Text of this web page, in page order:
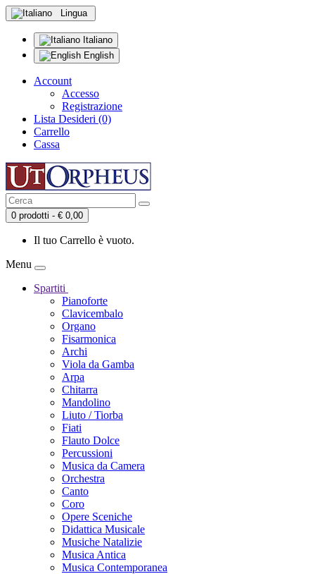
Lingua
Italiano
English
Account
Accesso
Registrazione
Lista Desideri (0)
Carrello
Cassa
0 prodotti - € 0,00
Il tuo Carrello è vuoto.
Menu
Spartiti
Pianoforte
Clavicembalo
Organo
Fisarmonica
Archi
Viola da Gamba
Arpa
Chitarra
Mandolino
Liuto / Tiorba
Fiati
Flauto Dolce
Percussioni
Musica da Camera
Orchestra
Canto
Coro
Opere Sceniche
Didattica Musicale
Musiche Natalizie
Musica Antica
Musica Contemporanea